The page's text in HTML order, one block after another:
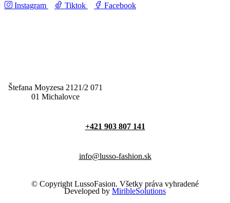
Instagram Tiktok Facebook
Štefana Moyzesa 2121/2 071
01 Michalovce
+421 903 807 141
info@lusso-fashion.sk
© Copyright LussoFasion. Všetky práva vyhradené
Developed by MiribleSolutions